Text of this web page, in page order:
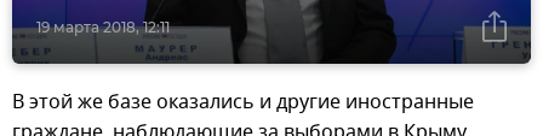
19 марта 2018, 12:11
В этой же базе оказались и другие иностранные